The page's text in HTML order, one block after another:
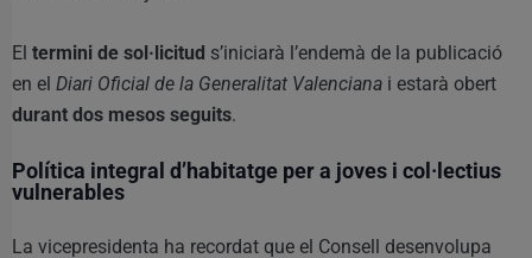
El termini de sol·licitud s’iniciarà l’endemà de la publicació
en el Diari Oficial de la Generalitat Valenciana i estarà obert
durant dos mesos seguits.
Política integral d’habitatge per a joves i col·lectius
vulnerables
La vicepresidenta ha recordat que el Consell desenvolupa